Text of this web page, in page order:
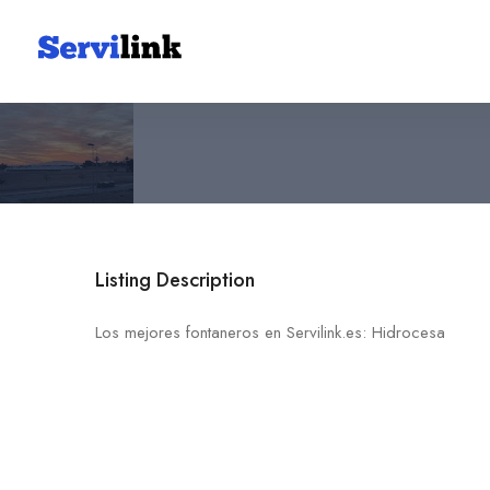
Hidrocesa
Listing Description
Los mejores fontaneros en Servilink.es: Hidrocesa